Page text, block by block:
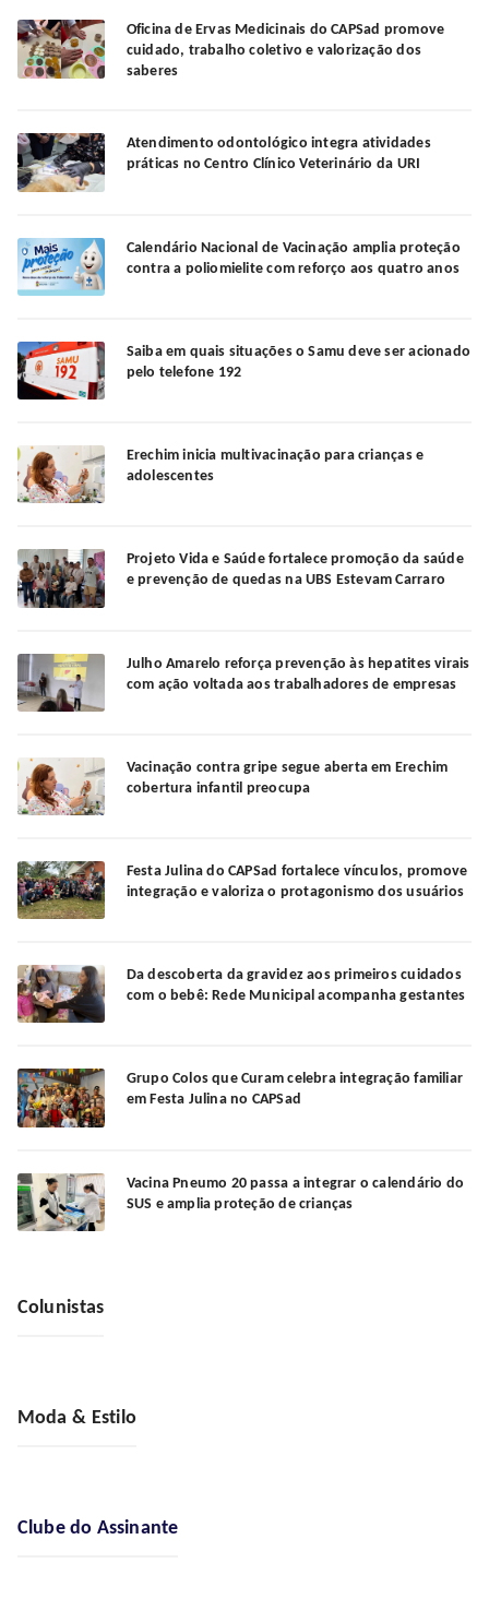
Oficina de Ervas Medicinais do CAPSad promove
cuidado, trabalho coletivo e valorização dos
saberes
Atendimento odontológico integra atividades
práticas no Centro Clínico Veterinário da URI
Calendário Nacional de Vacinação amplia proteção
contra a poliomielite com reforço aos quatro anos
Saiba em quais situações o Samu deve ser acionado
pelo telefone 192
Erechim inicia multivacinação para crianças e
adolescentes
Projeto Vida e Saúde fortalece promoção da saúde
e prevenção de quedas na UBS Estevam Carraro
Julho Amarelo reforça prevenção às hepatites virais
com ação voltada aos trabalhadores de empresas
Vacinação contra gripe segue aberta em Erechim
cobertura infantil preocupa
Festa Julina do CAPSad fortalece vínculos, promove
integração e valoriza o protagonismo dos usuários
Da descoberta da gravidez aos primeiros cuidados
com o bebê: Rede Municipal acompanha gestantes
Grupo Colos que Curam celebra integração familiar
em Festa Julina no CAPSad
Vacina Pneumo 20 passa a integrar o calendário do
SUS e amplia proteção de crianças
Colunistas
Moda & Estilo
Clube do Assinante